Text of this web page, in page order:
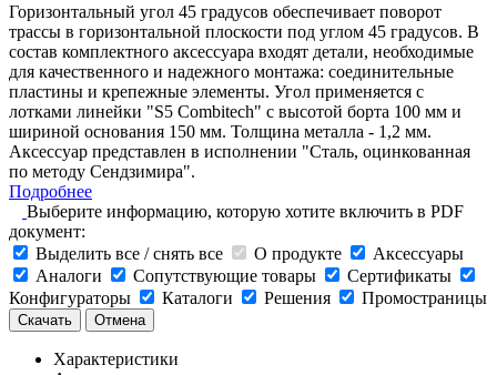
Горизонтальный угол 45 градусов обеспечивает поворот
трассы в горизонтальной плоскости под углом 45 градусов. В
состав комплектного аксессуара входят детали, необходимые
для качественного и надежного монтажа: соединительные
пластины и крепежные элементы. Угол применяется с
лотками линейки "S5 Combitech" с высотой борта 100 мм и
шириной основания 150 мм. Толщина металла - 1,2 мм.
Аксессуар представлен в исполнении "Сталь, оцинкованная
по методу Сендзимира".
Подробнее
Выберите информацию, которую хотите включить в PDF
документ:
Выделить все / снять все
О продукте
Аксессуары
Аналоги
Сопутствующие товары
Сертификаты
Конфигураторы
Каталоги Решения Промостраницы
Скачать Отмена
Характеристики